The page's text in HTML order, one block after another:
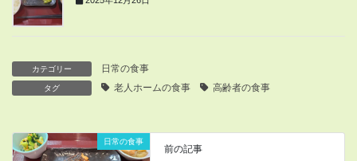
カテゴリー 日常の食事
タグ 老人ホームの食事 高齢者の食事
日常の食事
前の記事